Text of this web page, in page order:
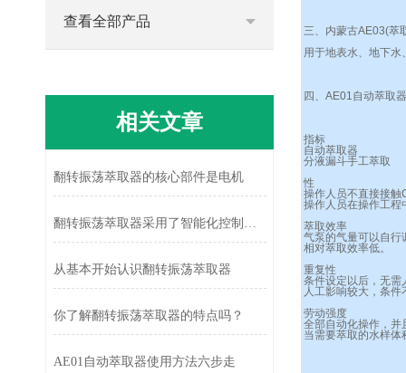
三、 内蒙古AE03(萃
用于地表水、地下
四、AE01自动萃取器
指标
自动萃取器
分液漏斗手工萃取
性
操作人员不直接接触
操作人员在操作工程
萃取效率
气泵的气量可以自行
相对萃取效率低。
重复性
条件设定以后，无需
人工影响较大，条
劳动强度
全部自动化操作，并
当需要萃取的水样
查看全部产品
相关文章
翻转振荡萃取器的核心部件是电机
翻转振荡萃取器采用了智能化控制系统
从基本开始认识翻转振荡萃取器
你了解翻转振荡萃取器的特点吗？
AE01自动萃取器使用方法六步走